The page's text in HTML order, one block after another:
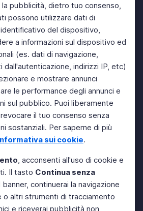
la pubblicità, dietro tuo consenso,
possono utilizzare dati di
del dispositivo,
a informazioni sul dispositivo ed
(es. dati di navigazione,
indirizzi IP, etc)
e mostrare annunci
le performance degli annunci e
sul pubblico. Puoi liberamente
il tuo consenso senza
sostanziali. Per saperne di più
sui cookie.
, acconsenti all'uso di cookie e
Il tasto Continua senza
banner, continuerai la navigazione
o altri strumenti di tracciamento
e riceverai pubblicità non